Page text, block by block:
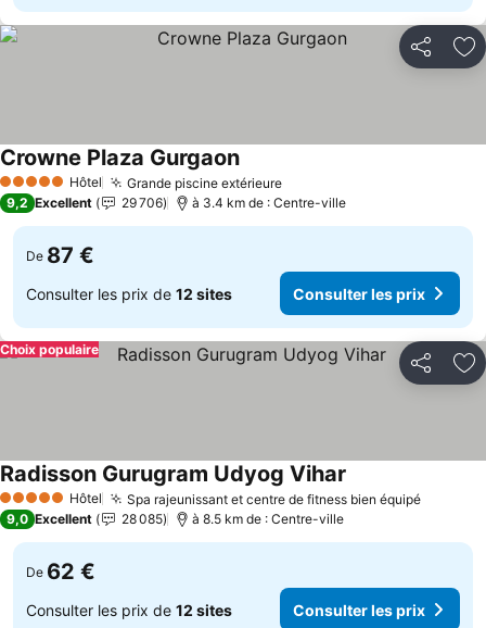
Partager
5 Étoiles Hôtel Grande piscine extérieure
Crowne Plaza Gurgaon
9,2 Excellent 29 706 à 3.4 km de : Centre-ville
De 87 €
Consulter les prix de 12 sites Consulter les prix
Partager
Choix populaire
5 Étoiles Hôtel Spa rajeunissant et centre de fitness bien équipé
Radisson Gurugram Udyog Vihar
9,0 Excellent 28 085 à 8.5 km de : Centre-ville
De 62 €
Consulter les prix de 12 sites Consulter les prix